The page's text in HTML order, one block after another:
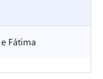
Fátima